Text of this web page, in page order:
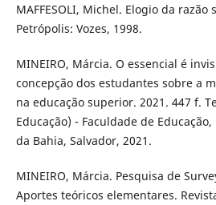
MAFFESOLI, Michel. Elogio da razão
Petrópolis: Vozes, 1998.
MINEIRO, Márcia. O essencial é
concepção dos estudantes sobre a
na educação superior. 2021. 447 f.
Educação) - Faculdade de
da Bahia, Salvador, 2021.
MINEIRO, Márcia. Pesquisa de
Aportes teóricos elementares.